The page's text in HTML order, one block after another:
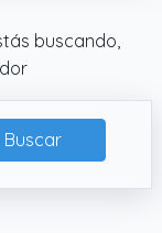
buscando,
Buscar